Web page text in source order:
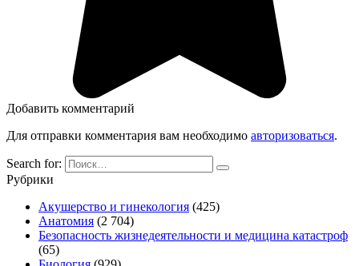
Добавить комментарий
Для отправки комментария вам необходимо авторизоваться.
Search for:
Рубрики
Акушерство и гинекология (425)
Анатомия (2 704)
Безопасность жизнедеятельности и медицина катастроф
(65)